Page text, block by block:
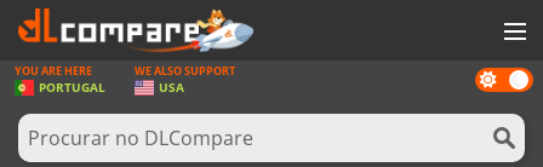
JOGOS
GAME CARDS
Dark
mode
YOU ARE HERE
PORTUGAL
WE ALSO SUPPORT
USA